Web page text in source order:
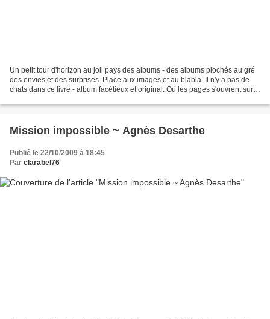
Un petit tour d'horizon au joli pays des albums - des albums piochés au gré
des envies et des surprises. Place aux images et au blabla. Il n'y a pas de
chats dans ce livre - album facétieux et original. Où les pages s'ouvrent sur
Mission impossible ~ Agnès Desarthe
Publié le 22/10/2009 à 18:45
Par clarabel76